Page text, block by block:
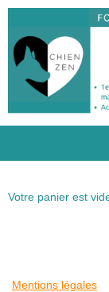
Passer
contenu
Votre panier est
Mentions légales